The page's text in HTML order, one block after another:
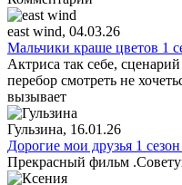
east wind, 04.03.26
Мальчики краше цветов 1
Актриса так себе,
перебор смотреть не
вызывает
Гульзина, 16.01.26
Дорогие мои друзья 1
Прекрасный фильм